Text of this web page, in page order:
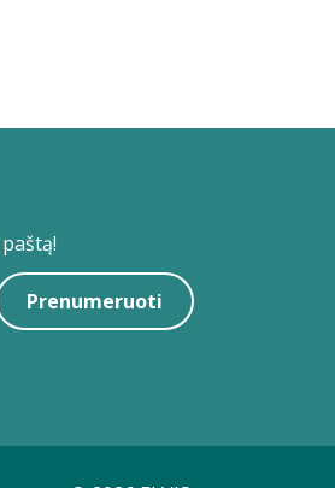
Prenumeruoti